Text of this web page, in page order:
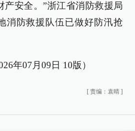
产安全。”浙江省消防救援局
消防救援队伍已做好防汛抢
年07月09日 10版）
[ 责编：袁晴 ]